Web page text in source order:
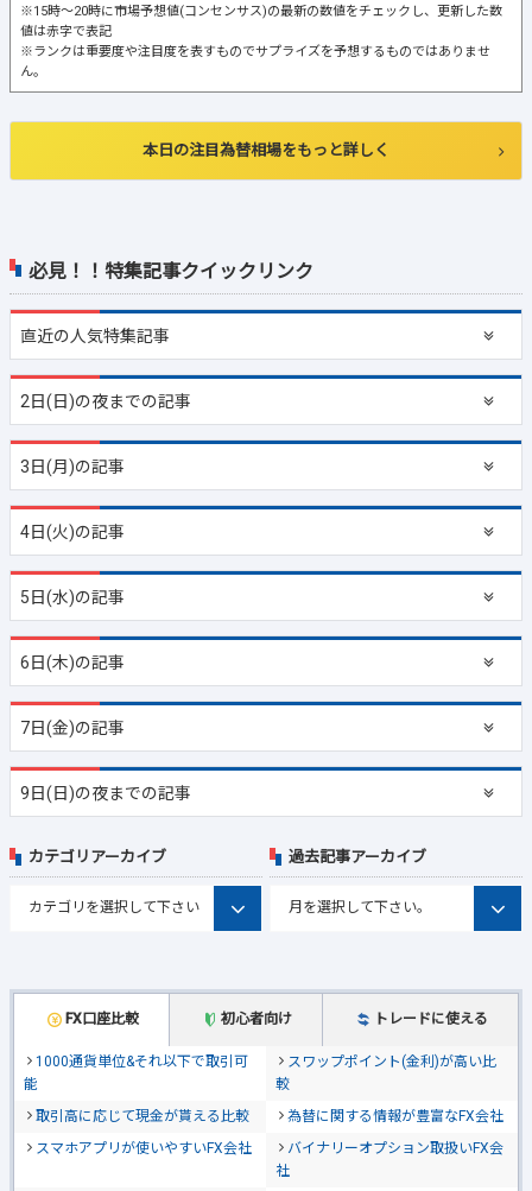
必見！！特集記事クイックリンク
直近の人気特集記事
2日(日)の夜までの記事
3日(月)の記事
4日(火)の記事
5日(水)の記事
6日(木)の記事
7日(金)の記事
9日(日)の夜までの記事
※15時～20時に市場予想値(コンセンサス)の最新の数値をチェックし、更新した数
値は赤字で表記
※ランクは重要度や注目度を表すものでサプライズを予想するものではありませ
ん。
本日の注目為替相場をもっと詳しく
FX口座比較 初心者向け トレードに使える
1000通貨単位&それ以下で取引可
能
スワップポイント(金利)が高い比
較
取引高に応じて現金が貰える比較
為替に関する情報が豊富なFX会社
スマホアプリが使いやすいFX会社
バイナリーオプション取扱いFX会
社
カテゴリアーカイブ 過去記事アーカイブ